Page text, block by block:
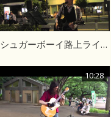
シュガーボーイ路上ライブ@長町駅前
10:28